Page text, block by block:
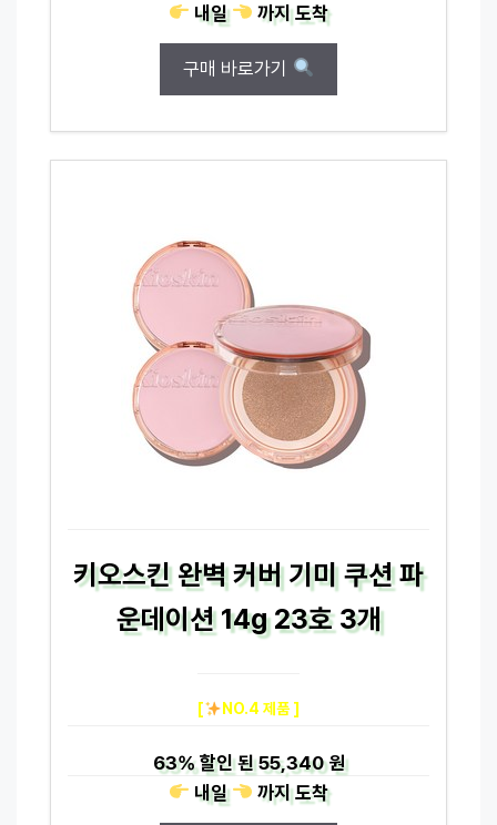
내일
까지도착
구매 바로가기
키오스킨 완벽 커버 기미 쿠션 파
운데이션 14g 23호 3개
[ NO.4 제품 ]
63%할인 된55,340 원
내일
까지도착